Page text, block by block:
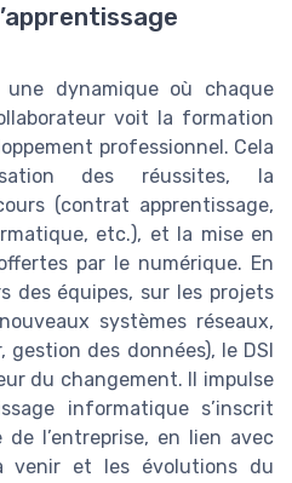
dynamique où chaque
voit la formation
professionnel. Cela
des réussites, la
(contrat apprentissage,
etc.), et la mise en
par le numérique. En
des équipes, sur les projets
systèmes réseaux,
des données), le DSI
du changement. Il impulse
informatique s’inscrit
l’entreprise, en lien avec
venir et les évolutions du